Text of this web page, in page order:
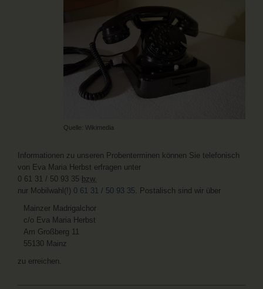
Quelle: Wikimedia
Informationen zu unseren Probenterminen können Sie telefonisch
von Eva Maria Herbst erfragen unter
0 61 31 / 50 93 35 bzw.
nur Mobilwahl(!) 0 61 31 / 50 93 35 . Postalisch sind wir über
Mainzer Madrigalchor
c/o Eva Maria Herbst
Am Großberg 11
55130 Mainz
zu erreichen.